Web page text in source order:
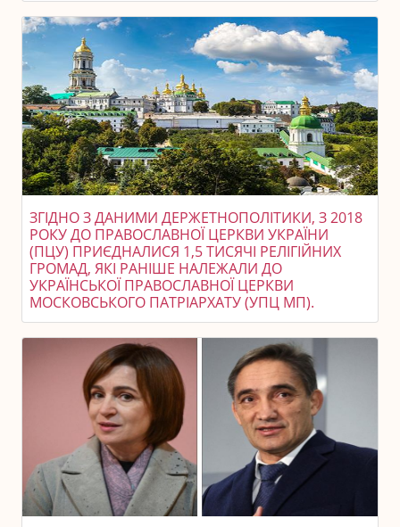
ЗГІДНО З ДАНИМИ ДЕРЖЕТНОПОЛІТИКИ, З 2018
РОКУ ДО ПРАВОСЛАВНОЇ ЦЕРКВИ УКРАЇНИ
(ПЦУ) ПРИЄДНАЛИСЯ 1,5 ТИСЯЧІ РЕЛІГІЙНИХ
ГРОМАД, ЯКІ РАНІШЕ НАЛЕЖАЛИ ДО
УКРАЇНСЬКОЇ ПРАВОСЛАВНОЇ ЦЕРКВИ
МОСКОВСЬКОГО ПАТРІАРХАТУ (УПЦ МП).